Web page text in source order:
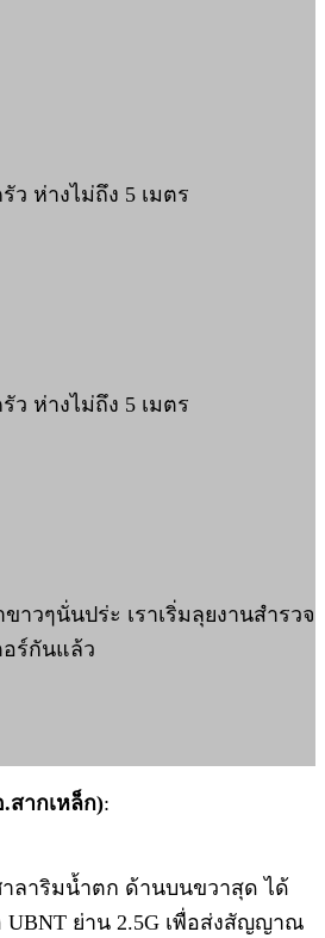
ว ห่างไม่ถึง 5 เมตร
ว ห่างไม่ถึง 5 เมตร
าวๆนั่นปร่ะ เราเริ่มลุยงานสำรวจ
ร์กันแล้ว
.สากเหล็ก):
ลาริมน้ำตก ด้านบนขวาสุด ได้
ย่าน 2.5G เพื่อส่งสัญญาณ